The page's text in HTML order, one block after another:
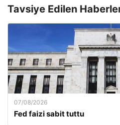
Tavsiye Edilen
07/08/2026
Fed faizi sabit tuttu